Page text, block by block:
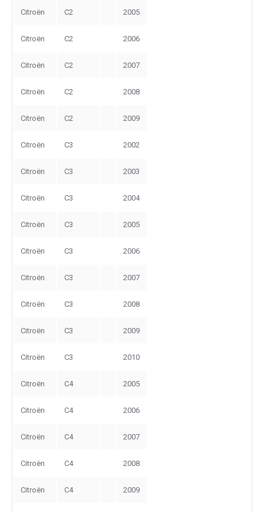
Citroën C2 2005
Citroën C2 2006
Citroën C2 2007
Citroën C2 2008
Citroën C2 2009
Citroën C3 2002
Citroën C3 2003
Citroën C3 2004
Citroën C3 2005
Citroën C3 2006
Citroën C3 2007
Citroën C3 2008
Citroën C3 2009
Citroën C3 2010
Citroën C4 2005
Citroën C4 2006
Citroën C4 2007
Citroën C4 2008
Citroën C4 2009